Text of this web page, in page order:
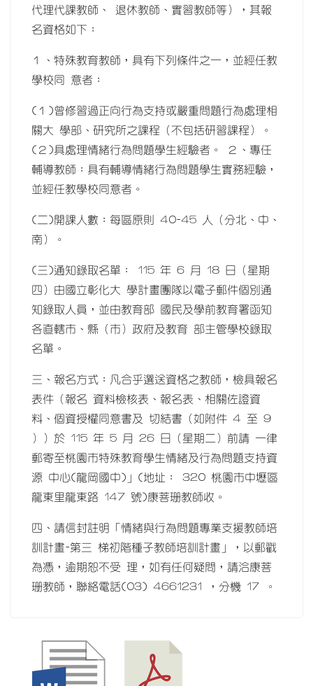
代理代課教師、 退休教師、實習教師等），其報
名資格如下：
１、特殊教育教師，具有下列條件之一，並經任教
學校同 意者：
(１)曾修習過正向行為支持或嚴重問題行為處理相
關大 學部、研究所之課程（不包括研習課程）。
(２)具處理情緒行為問題學生經驗者。 ２、專任
輔導教師：具有輔導情緒行為問題學生實務經驗，
並經任教學校同意者。
(二)開課人數：每區原則 40-45 人（分北、中、
南）。
(三)通知錄取名單： 115 年 6 月 18 日（星期
四）由國立彰化大 學計畫團隊以電子郵件個別通
知錄取人員，並由教育部 國民及學前教育署函知
各直轄市、縣（市）政府及教育 部主管學校錄取
名單。
三、報名方式：凡合乎選送資格之教師，檢具報名
表件（報名 資料檢核表、報名表、相關佐證資
料、個資授權同意書及 切結書（如附件 4 至 9
））於 115 年 5 月 26 日（星期二）前請 一律
郵寄至桃園市特殊教育學生情緒及行為問題支持資
源 中心(龍岡國中)」(地址： 320 桃園市中壢區
龍東里龍東路 147 號)康菩珊教師收。
四、請信封註明「情緒與行為問題專業支援教師培
訓計畫-第三 梯初階種子教師培訓計畫」，以郵戳
為憑，逾期恕不受 理，如有任何疑問，請洽康菩
珊教師，聯絡電話(03) 4661231 ，分機 17 。